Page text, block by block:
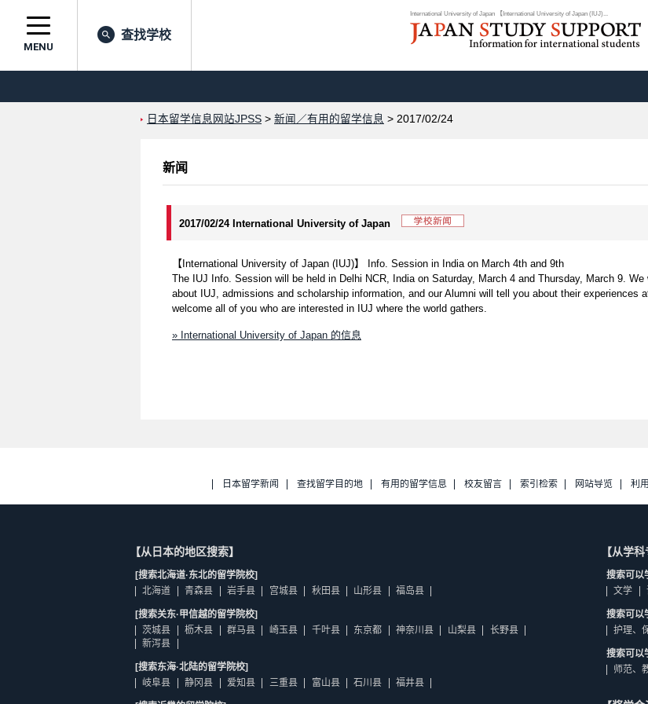
International University of Japan 【International University of Japan (IUJ)...
MENU
查找学校
日本留学信息网站JPSS > 新闻／有用的留学信息 > 2017/02/24
新闻
2017/02/24 International University of Japan
【International University of Japan (IUJ)】 Info. Session in India on March 4th and 9th
The IUJ Info. Session will be held in Delhi NCR, India on Saturday, March 4 and Thursday, March 9. We
about IUJ, admissions and scholarship information, and our Alumni will tell you about their experiences
welcome all of you who are interested in IUJ where the world gathers.
» International University of Japan 的信息
日本留学新闻 查找留学目的地 有用的留学信息 校友留言 索引检索 网站导览 利
【从日本的地区搜索】
[搜索北海道·东北的留学院校]
北海道
青森县 岩手县 宫城县 秋田县 山形县 福岛县
[搜索关东·甲信越的留学院校]
茨城县
枥木县 群马县 崎玉县 千叶县 东京都 神奈川县 山梨县
长野县
新泻县
[搜索东海·北陆的留学院校]
岐阜县
静冈县 爱知县 三重县 富山县 石川县 福井县
【从学
搜索可以
文学
搜索可以
护理、
搜索可以
师范、